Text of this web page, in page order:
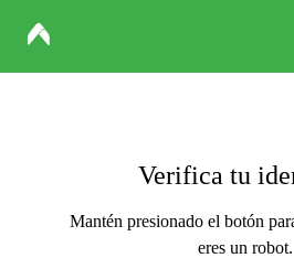
Verifica tu
Mantén presionado el botón
eres un robot.